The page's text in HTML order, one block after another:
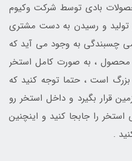
بادی توسط شرکت وکیوم
تولید و رسیدن به دست مشتری
چسبندگی به وجود می آید که
محصول ، به صورت کامل استخر
است ، حتما توجه کنید که
قرار بگیرد و داخل استخر رو
استخر را جابجا کنید و اینچنین
.